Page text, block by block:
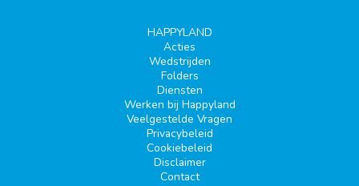
HAPPYLAND
Acties
Wedstrijden
Folders
Diensten
Werken bij Happyland
Veelgestelde Vragen
Privacybeleid
Cookiebeleid
Disclaimer
Contact